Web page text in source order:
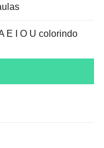
E I O U colorindo